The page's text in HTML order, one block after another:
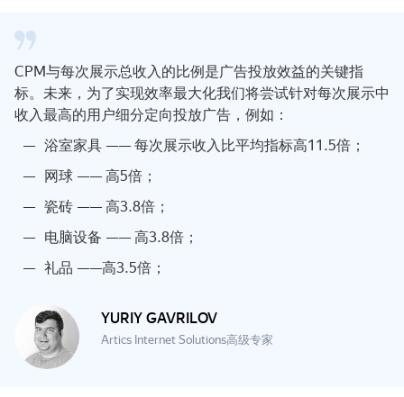
YURIY GAVRILOV
Artics Internet Solutions高级专家
CPM与每次展示总收入的比例是广告投放效益的关键指
标。未来，为了实现效率最大化我们将尝试针对每次展示中
收入最高的用户细分定向投放广告，例如：
浴室家具 —— 每次展示收入比平均指标高11.5倍；
网球 —— 高5倍；
瓷砖 —— 高3.8倍；
电脑设备 —— 高3.8倍；
礼品 ——高3.5倍；